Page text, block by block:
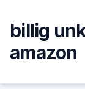
content
billig
amazon